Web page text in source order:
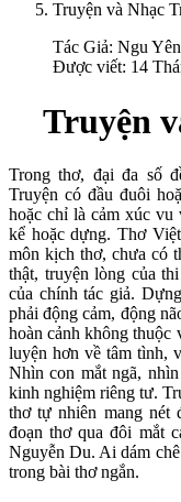
Truyện và Nhạc
Tác Giả: Ngu Yên
Được viết: 14
Truyện
Trong thơ, đại đa số
Truyện có đầu đuôi
hoặc chỉ là cảm xúc vu
kể hoặc dựng. Thơ
môn kịch thơ, chưa có
thật, truyện lòng của
của chính tác giả.
phải động cảm, động
hoàn cảnh không
luyện hơn về tâm tình,
Nhìn con mắt ngã,
kinh nghiệm riêng tư.
thơ tự nhiên mang nét
đoạn thơ qua đôi mắt
Nguyễn Du. Ai dám
trong bài thơ ngắn.